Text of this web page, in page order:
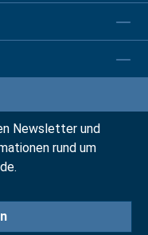
Newsletter und
rund um